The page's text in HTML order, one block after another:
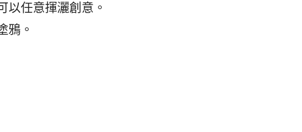
以任意揮灑創意。
鴉。